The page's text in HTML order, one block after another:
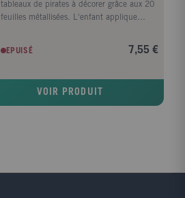
tableaux de pirates à décorer grâce aux 20
feuilles métallisées. L'enfant applique
zones autocollantes prédécoupées. Et grâce
aux pas à pas du livret, il peut réaliser des
calendrier...) et les offrir à ses proches !
EPUISÉ 7,55 €
VOIR PRODUIT